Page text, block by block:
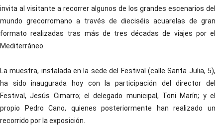
invita al visitante a recorrer algunos de los grandes escenarios del
mundo grecorromano a través de dieciséis acuarelas de gran
formato realizadas tras más de tres décadas de viajes por el
Mediterráneo.
La muestra, instalada en la sede del Festival (calle Santa Julia, 5),
ha sido inaugurada hoy con la participación del director del
Festival, Jesús Cimarro; el delegado municipal, Toni Marín; y el
propio Pedro Cano, quienes posteriormente han realizado un
recorrido por la exposición.